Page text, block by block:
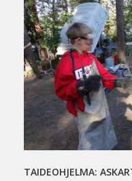
TAIDEOHJELMA: